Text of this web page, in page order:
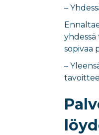
–
sopivaa
–